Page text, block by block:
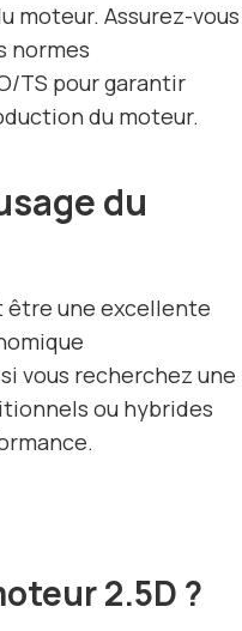
moteur. Assurez-vous
normes
TS pour garantir
du moteur.
du
être une excellente
vous recherchez une
ou hybrides
2.5D ?